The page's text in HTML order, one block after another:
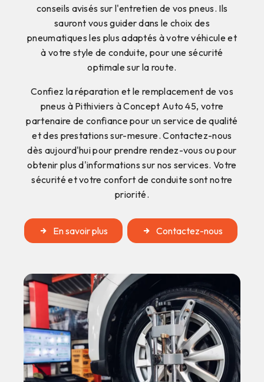
conseils avisés sur l'entretien de vos pneus. Ils
sauront vous guider dans le choix des
pneumatiques les plus adaptés à votre véhicule et
à votre style de conduite, pour une sécurité
optimale sur la route.
Confiez la réparation et le remplacement de vos
pneus à Pithiviers à Concept Auto 45, votre
partenaire de confiance pour un service de qualité
et des prestations sur-mesure. Contactez-nous
dès aujourd'hui pour prendre rendez-vous ou pour
obtenir plus d'informations sur nos services. Votre
sécurité et votre confort de conduite sont notre
priorité.
En savoir plus Contactez-nous